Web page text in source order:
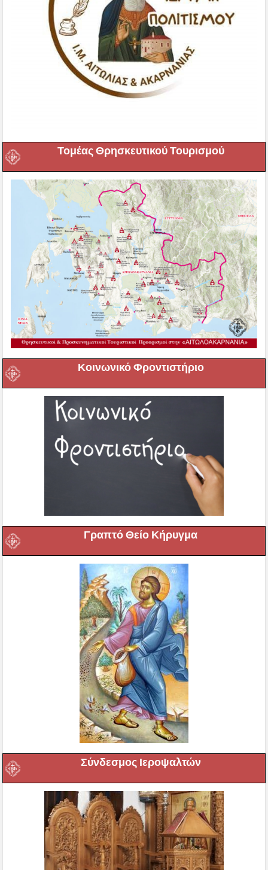
Τομέας Θρησκευτικού Τουρισμού
Κοινωνικό Φροντιστήριο
Γραπτό Θείο Κήρυγμα
Σύνδεσμος Ιεροψαλτών